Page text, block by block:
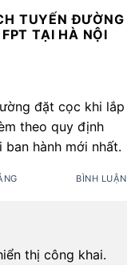
TUYẾN ĐƯỜNG
TẠI HÀ NỘI
đặt cọc khi lắp
theo quy định
hành mới nhất.
BÌNH LUẬN
thị công khai.